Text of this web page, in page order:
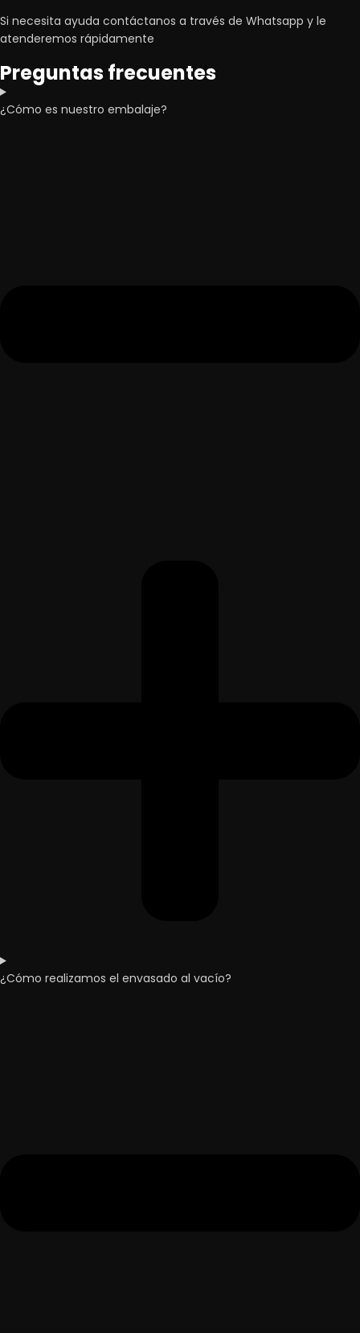
Si necesita ayuda contáctanos a través de Whatsapp y le
atenderemos rápidamente
Preguntas frecuentes
¿Cómo es nuestro embalaje?
¿Cómo realizamos el envasado al vacío?